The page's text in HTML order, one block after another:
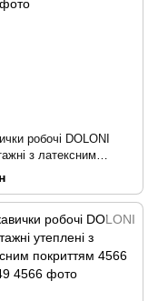
робочі DOLONI
з латексним
4502 187244